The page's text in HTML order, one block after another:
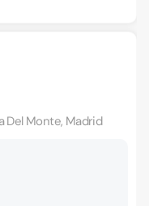
Del Monte, Madrid